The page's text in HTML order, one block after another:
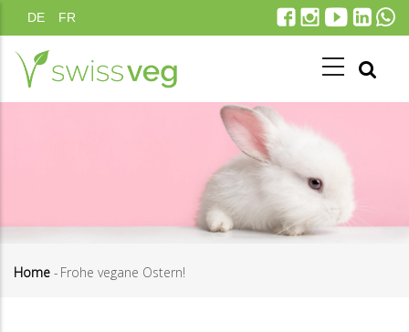
to
main
content
DE FR
Home - Frohe vegane Ostern!